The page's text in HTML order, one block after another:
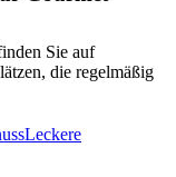
Sie auf
die regelmäßig
Leckere